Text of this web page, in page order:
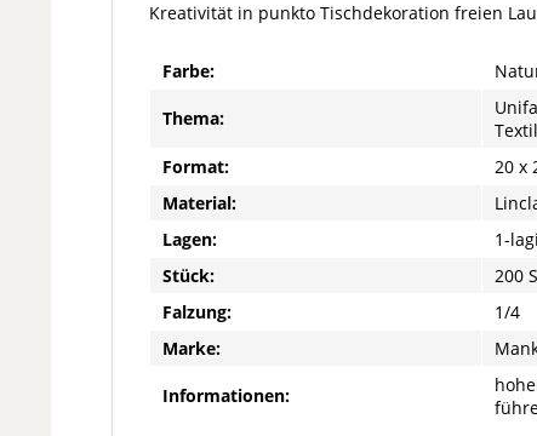
Kreativität in punkto Tischdekoration freien
Farbe:
Thema:
Format:
20 x
Material:
Lagen:
1-
Stück:
200
Falzung:
1/4
Marke:
Informationen: